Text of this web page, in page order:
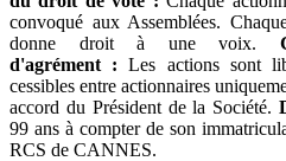
convoqué aux Assemblées.
donne droit à une voix.
d'agrément : Les actions sont
cessibles entre actionnaires
accord du Président de la Société.
99 ans à compter de son
RCS de CANNES.